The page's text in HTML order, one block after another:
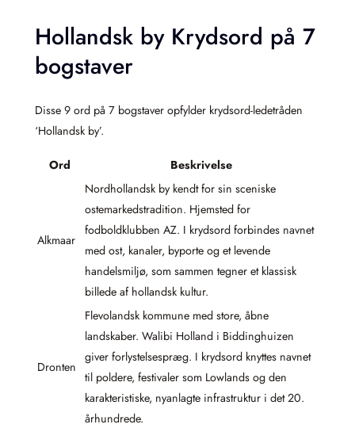
Hollandsk by Krydsord på 7
bogstaver
Disse 9 ord på 7 bogstaver opfylder krydsord-ledetråden
‘Hollandsk by’.
Ord Beskrivelse
Alkmaar
Nordhollandsk by kendt for sin sceniske
ostemarkedstradition. Hjemsted for
fodboldklubben AZ. I krydsord forbindes navnet
med ost, kanaler, byporte og et levende
handelsmiljø, som sammen tegner et klassisk
billede af hollandsk kultur.
Dronten
Flevolandsk kommune med store, åbne
landskaber. Walibi Holland i Biddinghuizen
giver forlystelsespræg. I krydsord knyttes navnet
til poldere, festivaler som Lowlands og den
karakteristiske, nyanlagte infrastruktur i det 20.
århundrede.